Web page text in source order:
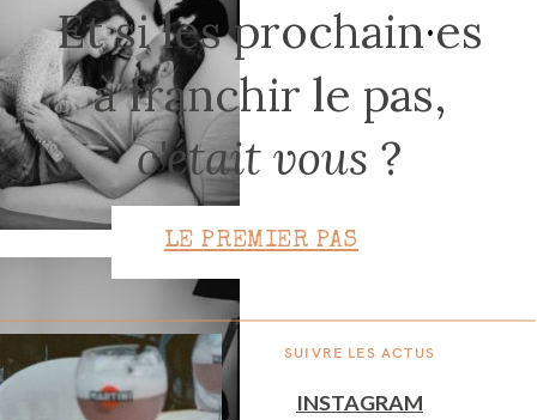
SUIVRE LES ACTUS
Et si les prochain·es
à franchir le pas,
c'était vous ?
INSTAGRAM
LE PREMIER PAS